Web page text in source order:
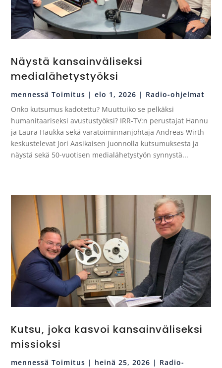
Näystä kansainväliseksi
medialähetystyöksi
mennessäToimitus |elo 1, 2026 | Radio-ohjelmat
Onko kutsumus kadotettu? Muuttuiko se pelkäksi
humanitaariseksi avustustyöksi? IRR-TV:n perustajat Hannu
ja Laura Haukka sekä varatoiminnanjohtaja Andreas Wirth
keskustelevat Jori Aasikaisen juonnolla kutsumuksesta ja
näystä sekä 50-vuotisen medialähetystyön synnystä...
Kutsu, joka kasvoi kansainväliseksi
missioksi
mennessäToimitus | heinä 25, 2026 | Radio-